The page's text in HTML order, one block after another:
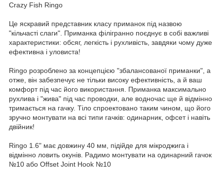
Crazy Fish Ringo
Це яскравий представник класу приманок під назвою
"кільчасті слаги". Приманка філігранно поєднує в собі важливі
характеристики: обсяг, легкість і рухливість, завдяки чому дуже
ефективна і уловиста!
Ringo розроблено за концепцією "збалансованої приманки", а
отже, він забезпечує не тільки високу ефективність, а й ваш
комфорт під час його використання. Приманка максимально
рухлива і "жива" під час проводки, але водночас ще й відмінно
тримається на гачку. Тіло спроектовано таким чином, що його
зручно монтувати на всі типи гачків: одинарник, офсет і навіть
двійник!
Ringo 1.6" має довжину 40 мм, підійде для мікроджига і
відмінно ловить окунів. Радимо монтувати на одинарний гачок
№10 або Offset Joint Hook №10